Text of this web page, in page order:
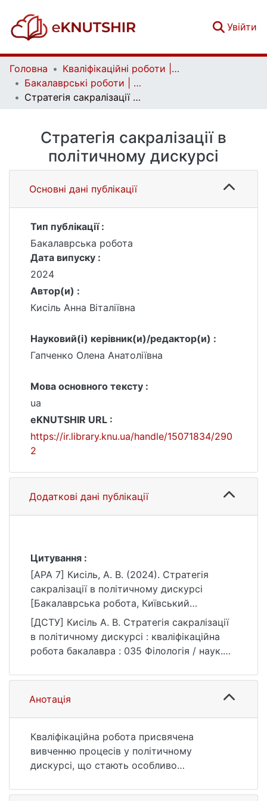
Увійти
Головна
Кваліфікаційні роботи | Qualifying works
Бакалаврські роботи | Bachelor theses
Стратегія сакралізації в політичному дискурсі
Стратегія сакралізації в
політичному дискурсі
Основні дані публікації
Тип публікації :
Бакалаврська робота
Дата випуску :
2024
Автор(и) :
Кисіль Анна Віталіївна
Науковий(і) керівник(и)/редактор(и) :
Гапченко Олена Анатоліївна
Мова основного тексту :
ua
eKNUTSHIR URL :
https://ir.library.knu.ua/handle/15071834/290
2
Додаткові дані публікації
Цитування :
[APA 7] Кисіль, А. В. (2024). Стратегія
сакралізації в політичному дискурсі
[Бакалаврська робота, Київський
національний університет імені Тараса
Шевченка]. eKNUTSHIR.
https://ir.library.knu.ua/handle/15071834/290
2
[ДСТУ] Кисіль А. В. Стратегія сакралізації
в політичному дискурсі : кваліфікаційна
робота бакалавра : 035 Філологія / наук.
https://ir.library.knu.ua/handle/15071834/290
2 (дата звернення: 25.07.2026).
Анотація
Кваліфікаційна робота присвячена
вивченню процесів у політичному
дискурсі, що стають особливо
політична комунікація набуває рис